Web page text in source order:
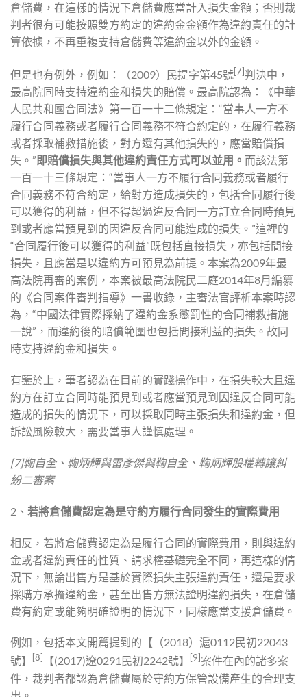
倉儲費，在這樣的情況下倉儲費應當計入損失金額；否則裁
判者很有可能按照雙方約定的違約金金額作為違約責任的計
算依據，不再重複支持倉儲費等違約金以外的金額。
但是也有例外，例如：（2009）民提字第45號[7]判決中，
最高院同時支持違約金和損失的賠償。最高院認為：《中華
人民共和國合同法》第一百一十二條規定：“當事人一方不
履行合同義務或者履行合同義務不符合約定的，在履行義務
或者採取補救措施後，對方還有其他損失的，應當賠償損
失。” 即賠償損失與其他違約責任方式可以並用。 而該法第
一百一十三條規定：“當事人一方不履行合同義務或者履行
合同義務不符合約定，給對方造成損失的，包括合同履行後
可以獲得的利益，但不得超過違反合同一方訂立合同時預見
到或者應當預見到的因違反合同可能造成的損失。”這裡的
“合同履行後可以獲得的利益”既包括直接損失，亦包括間接
損失，且應當是以違約方可預見為前提。本案為2009年最
高法院再審的案例，本案被最高法院民二庭2014年8月編纂
的《合同案件審判指導》一書收錄，主審法官評析本案時認
為，“中國法律實際採納了違約金系懲罰性的合同補救措施
一說”，而違約後的賠償範圍也包括間接利益的損失。故同
時支持違約金和損失。
有鑒於上，筆者認為在目前的實踐操作中，在損失較大且違
約方在訂立合同時能預見到或者應當預見到因違反合同可能
造成的損失的情況下，可以採取同時主張損失和違約金，但
訴訟風險較大，需要當事人謹慎處理。
[7]鞠自全、鞠炳輝與雷彥傑與鞠自全、鞠炳輝股權轉讓糾
紛二審案
2、 若將倉儲費認定為是守約方履行合同發生的實際費用
相反，若將倉儲費認定為是履行合同的實際費用，則與違約
金或者違約責任的性質、請求權基礎完全不同，再這樣的情
況下，無論出售方是基於實際損失主張違約責任，還是要求
採購方承擔違約金，甚至出售方無法證明違約損失，在倉儲
費有約定或能夠明確證明的情況下，同樣應當支援倉儲費。
例如，包括本文開篇提到的【（2018）滬0112民初22043
號】
[8] 【(2017)遼0291民初2242號】 [9]案件在內的諸多案
件，裁判者都認為倉儲費屬於守約方保管設備產生的合理支